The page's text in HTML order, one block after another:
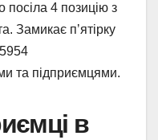
посіла 4 позицію з
Замикає пʼятірку
та підприємцями.
в